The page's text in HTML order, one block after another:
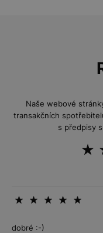
Naše webové
transakčních
s předpisy
dobré :-)